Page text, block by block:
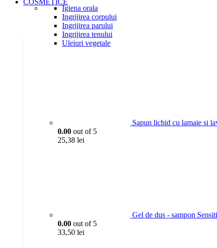
COSMETICE
Igiena orala
Ingrijirea corpului
Ingrijirea parului
Ingrijirea tenului
Uleiuri vegetale
Sapun lichid cu lamaie si
0.00 out of 5
25,38 lei
Gel de dus - sampon
0.00 out of 5
33,50 lei